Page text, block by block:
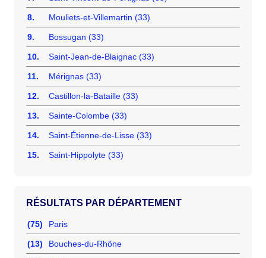
8. Mouliets-et-Villemartin (33)
9. Bossugan (33)
10. Saint-Jean-de-Blaignac (33)
11. Mérignas (33)
12. Castillon-la-Bataille (33)
13. Sainte-Colombe (33)
14. Saint-Étienne-de-Lisse (33)
15. Saint-Hippolyte (33)
RÉSULTATS PAR DÉPARTEMENT
(75) Paris
(13) Bouches-du-Rhône